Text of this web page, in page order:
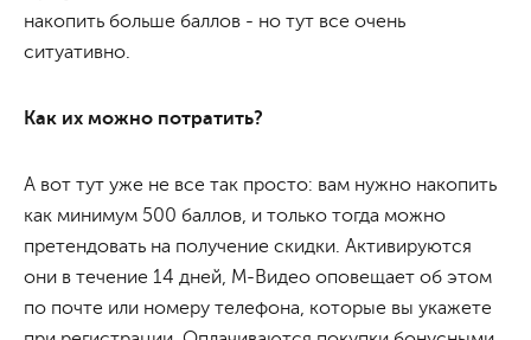
накопить больше баллов - но тут все очень
ситуативно.
Как их можно потратить?
А вот тут уже не все так просто: вам нужно накопить
как минимум 500 баллов, и только тогда можно
претендовать на получение скидки. Активируются
они в течение 14 дней, М-Видео оповещает об этом
по почте или номеру телефона, которые вы укажете